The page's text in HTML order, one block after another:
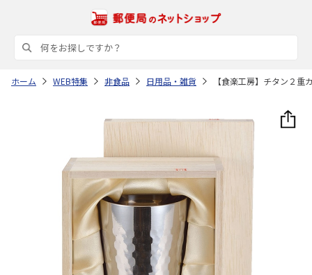
ホーム WEB特集 非食品 日用品・雑貨 【食楽工房】チタン２